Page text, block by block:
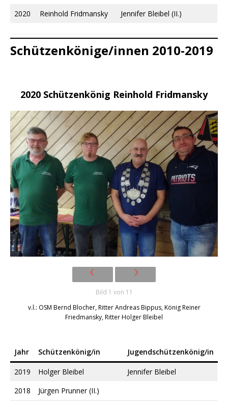
2020
Reinhold Fridmansky Jennifer Bleibel (II.)
Schützenkönige/innen 2010-2019
2020 Schützenkönig Reinhold Fridmansky
Bild 1 von 11
v.l.: OSM Bernd Blocher, Ritter Andreas Bippus, König Reiner
Friedmansky, Ritter Holger Bleibel
Jahr Schützenkönig/in Jugendschützenkönig/in
2019 Holger Bleibel
Jennifer Bleibel
2018
Jürgen Prunner (II.)